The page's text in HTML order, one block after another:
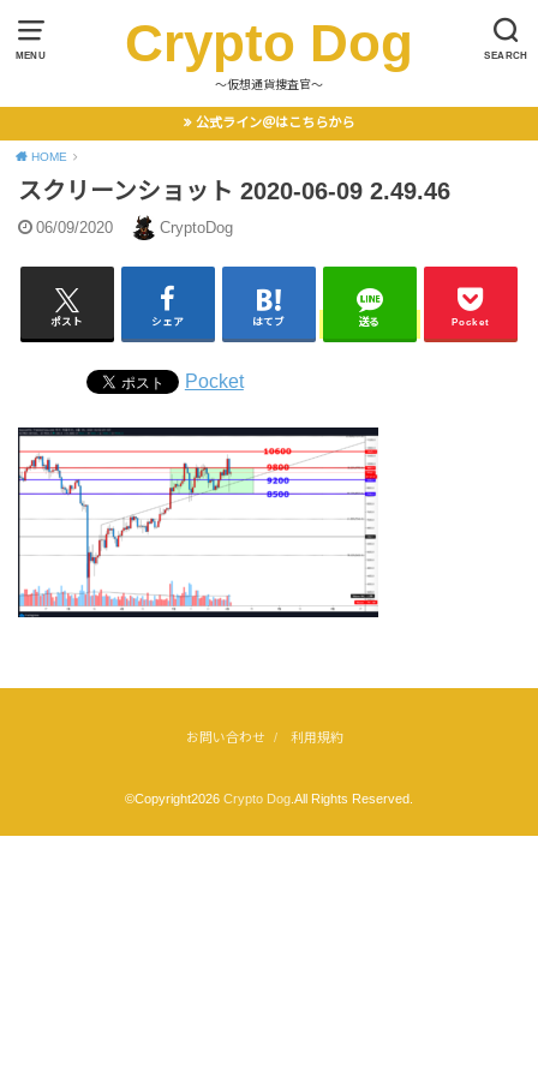
MENU SEARCH
Crypto Dog
〜仮想通貨捜査官〜
公式ライン＠はこちらから
HOME
スクリーンショット 2020-06-09 2.49.46
06/09/2020 CryptoDog
ポスト シェア はてブ 送る Pocket
Pocket
お問い合わせ 利用規約
©Copyright2026 Crypto Dog.All Rights Reserved.